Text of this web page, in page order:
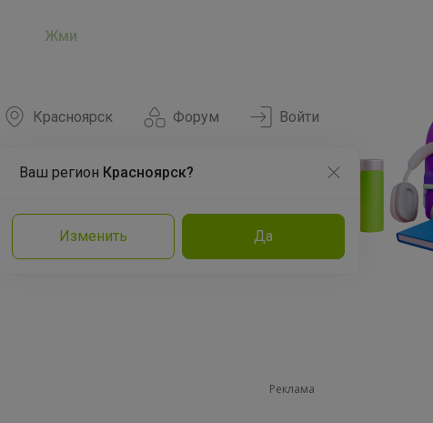
Жми
Форум
Красноярск
Ваш регион Красноярск?
Изменить Да
Войти
Команда Эксперты
Реклама